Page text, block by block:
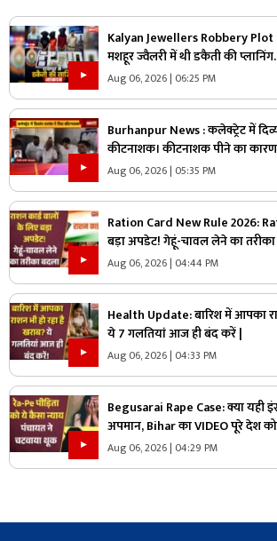
Kalyan Jewellers Robbery
मशहूर ज्वैलरी में थी डकैती की
कारतूस और हथियार लेकिन पुलिस
और..
Aug 06, 2026 | 06:25 PM
Burhanpur News : कलेक्ट्रेट में
कीटनाशक। कीटनाशक पीने का कारण
Aug 06, 2026 | 05:35 PM
Ration Card New Rule 2026:
बड़ा अपडेट! गेहूं-चावल लेने का तरीका
|Aug 06, 2026 | 04:44 PM
Health Update: बारिश में आपका
ये 7 गलतियां आज ही बंद करें |
Aug 06, 2026 | 04:33 PM
Begusarai Rape Case: क्या यही
अपमान, Bihar का VIDEO पूरे देश
Aug 06, 2026 | 04:29 PM